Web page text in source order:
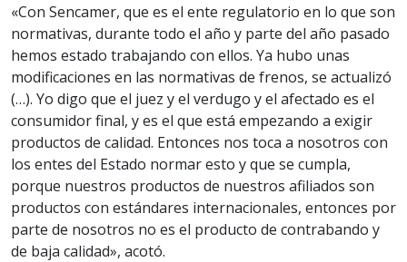
«Con Sencamer, que es el ente regulatorio en lo que son
normativas, durante todo el año y parte del año pasado
hemos estado trabajando con ellos. Ya hubo unas
modificaciones en las normativas de frenos, se actualizó
(…). Yo digo que el juez y el verdugo y el afectado es el
consumidor final, y es el que está empezando a exigir
productos de calidad. Entonces nos toca a nosotros con
los entes del Estado normar esto y que se cumpla,
porque nuestros productos de nuestros afiliados son
productos con estándares internacionales, entonces por
parte de nosotros no es el producto de contrabando y
de baja calidad», acotó.